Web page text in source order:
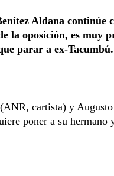
Aldana continúe
la oposición, es muy
parar a ex-Tacumbú.
cartista) y
poner a su hermano